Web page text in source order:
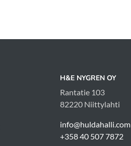
H&E NYGREN OY
Rantatie 103
82220 Niittylahti
info@huldahalli.com
+358 40 507 7872